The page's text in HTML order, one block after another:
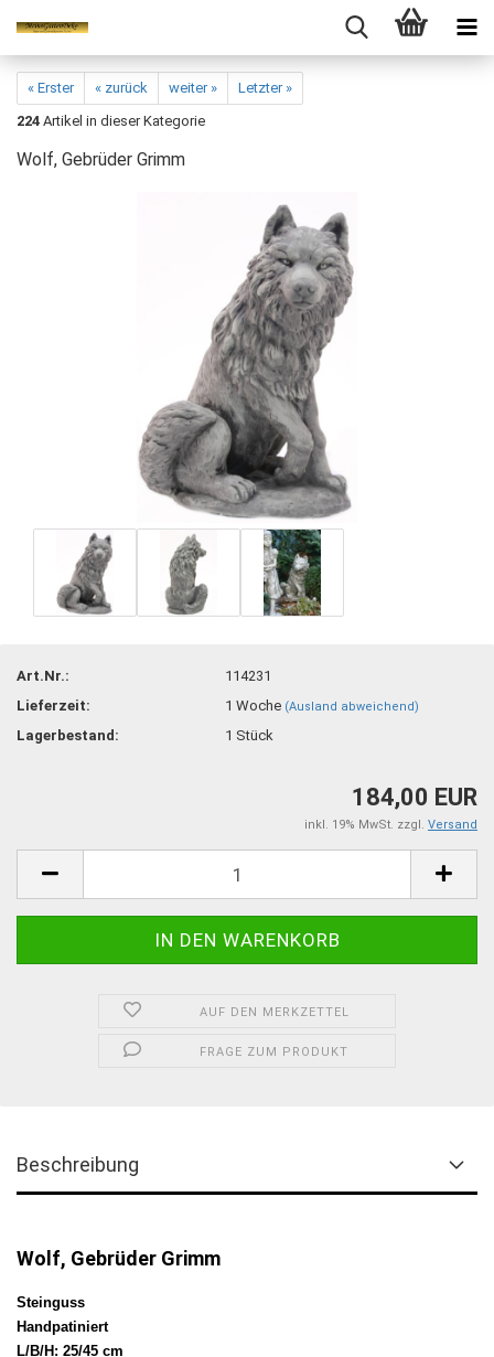
« Erster « zurück weiter »
Letzter »
224 Artikel in dieser Kategorie
Wolf, Gebrüder Grimm
Art.Nr.:
114231
Lieferzeit:
1 Woche (Ausland abweichend)
Lagerbestand: 1 Stück
184,00 EUR
inkl. 19% MwSt. zzgl. Versand
AUF DEN MERKZETTEL
FRAGE ZUM PRODUKT
Beschreibung
Wolf, Gebrüder Grimm
Steinguss
Handpatiniert
L/B/H: 25/45 cm